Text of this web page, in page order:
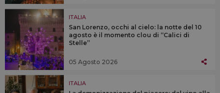
ITALIA
San Lorenzo, occhi al cielo: la notte del 10
agosto è il momento clou di “Calici di
Stelle”
05 Agosto 2026
ITALIA